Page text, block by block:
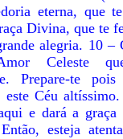
eterna, que
Divina, que te
alegria. 10 –
Celeste
Prepare-te
este Céu
e dará a
esteja